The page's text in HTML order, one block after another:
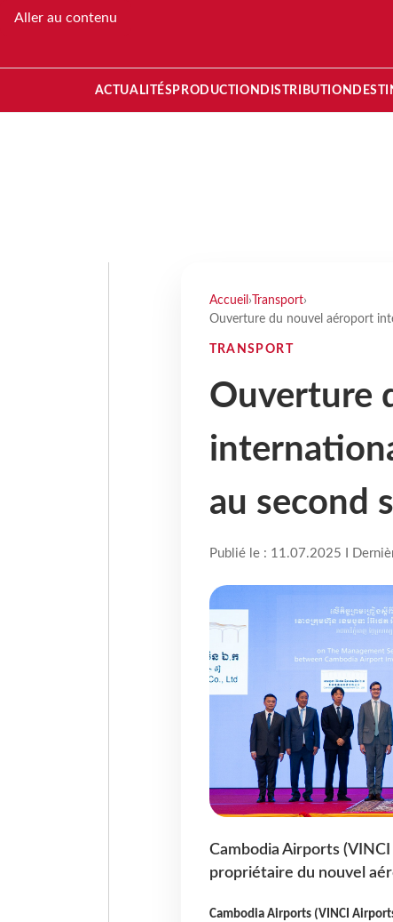
Aller au contenu
ACTUALITÉS PRODUCTION DISTRIBUTION
Accueil › Transport›
Ouverture du nouvel aéroport
TRANSPORT
Ouverture
au second
Publié le : 11.07.2025 I
Cambodia Airports
propriétaire du nouvel
Cambodia Airports (VINCI